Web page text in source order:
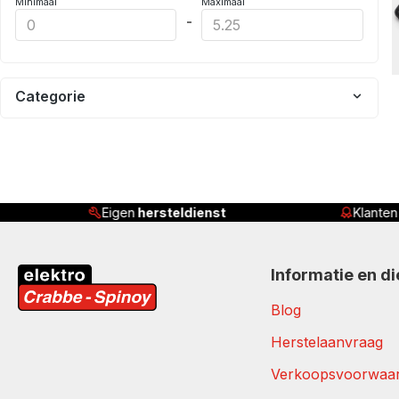
-
Categorie
Eigen hersteldienst
Informatie en
Blog
Herstelaanvraag